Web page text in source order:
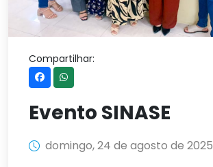
Compartilhar:
Evento SINASE
domingo, 24 de agosto de 2025